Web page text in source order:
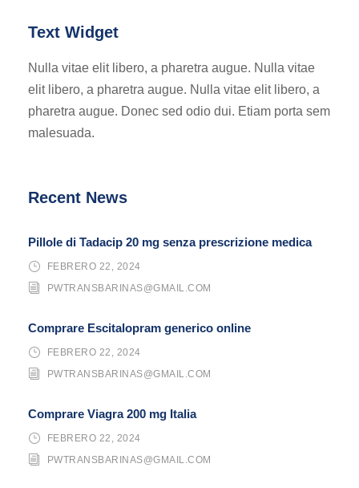
Text Widget
Nulla vitae elit libero, a pharetra augue. Nulla vitae
elit libero, a pharetra augue. Nulla vitae elit libero, a
pharetra augue. Donec sed odio dui. Etiam porta sem
malesuada.
Recent News
Pillole di Tadacip 20 mg senza prescrizione medica
FEBRERO 22, 2024
PWTRANSBARINAS@GMAIL.COM
Comprare Escitalopram generico online
FEBRERO 22, 2024
PWTRANSBARINAS@GMAIL.COM
Comprare Viagra 200 mg Italia
FEBRERO 22, 2024
PWTRANSBARINAS@GMAIL.COM